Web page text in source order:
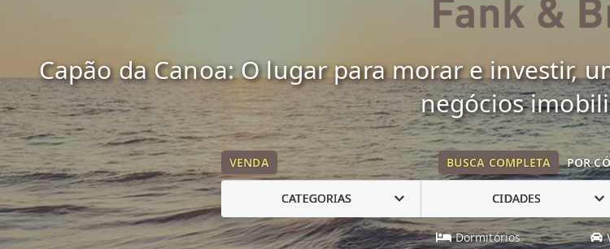
Capão da Canoa: O lugar para morar e investir,
negócios
VENDA BUSCA COMPLETA POR
CATEGORIAS CIDADES
Dormitórios